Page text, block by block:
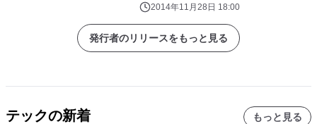
2014年11月28日 18:00
発行者のリリースをもっと見る
テックの新着 もっと見る